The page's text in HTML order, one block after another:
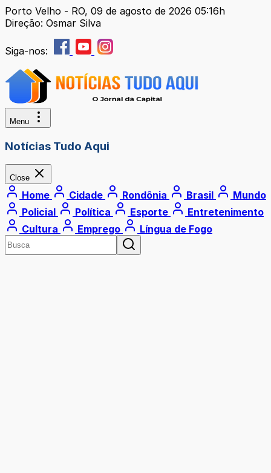
Porto Velho - RO, 09 de agosto de 2026 05:16h
Direção: Osmar Silva
Siga-nos:
Menu
Notícias Tudo Aqui
Close
Home Cidade Rondônia Brasil
Mundo
Policial
Política Esporte
Entretenimento
Cultura
Emprego Língua de Fogo